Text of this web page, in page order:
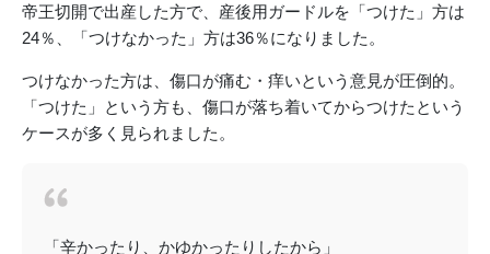
帝王切開で出産した方で、産後用ガードルを「つけた」方は
24％、「つけなかった」方は36％になりました。
つけなかった方は、傷口が痛む・痒いという意見が圧倒的。
「つけた」という方も、傷口が落ち着いてからつけたという
ケースが多く見られました。
「辛かったり、かゆかったりしたから」